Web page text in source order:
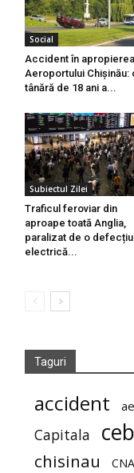
Social
Accident în apropierea
Aeroportului Chișinău:
tânără de 18 ani a...
Subiectul Zilei
Traficul feroviar din
aproape toată Anglia,
paralizat de o
electrică...
Taguri
accident
Capitala
chisinau CNA